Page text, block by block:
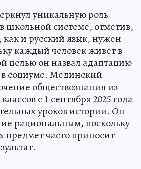
уникальную роль
школьной системе, отметив,
как и русский язык, нужен
каждый человек живет в
целью он назвал адаптацию
социуме. Мединский
обществознания из
с 1 сентября 2025 года
уроков истории. Он
рациональным, поскольку
предмет часто приносит